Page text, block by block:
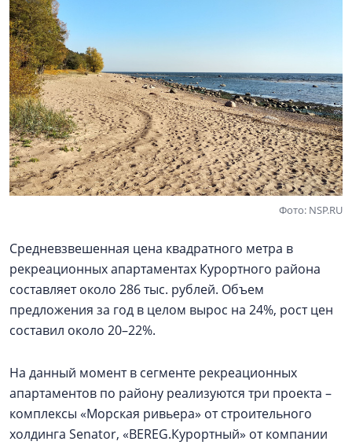
Фото: NSP.RU
Средневзвешенная цена квадратного метра в
рекреационных апартаментах Курортного района
составляет около 286 тыс. рублей. Объем
предложения за год в целом вырос на 24%, рост цен
составил около 20–22%.
На данный момент в сегменте рекреационных
апартаментов по району реализуются три проекта –
комплексы «Морская ривьера» от строительного
холдинга Senator, «BEREG.Курортный» от компании